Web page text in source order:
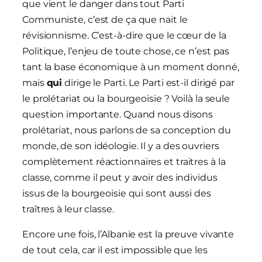
que vient le danger dans tout Parti
Communiste, c’est de ça que nait le
révisionnisme. C’est-à-dire que le cœur de la
Politique, l’enjeu de toute chose, ce n’est pas
tant la base économique à un moment donné,
mais qui dirige le Parti. Le Parti est-il dirigé par
le prolétariat ou la bourgeoisie ? Voilà la seule
question importante. Quand nous disons
prolétariat, nous parlons de sa conception du
monde, de son idéologie. Il y a des ouvriers
complètement réactionnaires et traitres à la
classe, comme il peut y avoir des individus
issus de la bourgeoisie qui sont aussi des
traîtres à leur classe.
Encore une fois, l’Albanie est la preuve vivante
de tout cela, car il est impossible que les